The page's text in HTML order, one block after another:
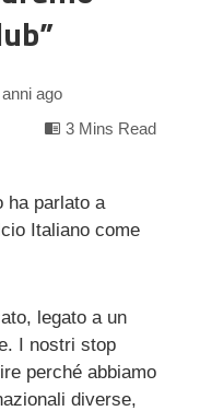
anni ago
3 Mins Read
ha parlato a
Italiano come
legato a un
I nostri stop
perché abbiamo
diverse,